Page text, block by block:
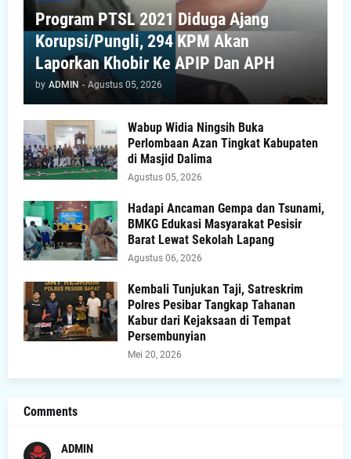
Program PTSL 2021 Diduga Ajang
Korupsi/Pungli, 294 KPM Akan
Laporkan Khobir Ke APIP Dan APH
by ADMIN - Agustus 05, 2026
Wabup Widia Ningsih Buka
Perlombaan Azan Tingkat Kabupaten
di Masjid Dalima
Agustus 05, 2026
Hadapi Ancaman Gempa dan Tsunami,
BMKG Edukasi Masyarakat Pesisir
Barat Lewat Sekolah Lapang
Agustus 06, 2026
Kembali Tunjukan Taji, Satreskrim
Polres Pesibar Tangkap Tahanan
Kabur dari Kejaksaan di Tempat
Persembunyian
Mei 20, 2026
Comments
ADMIN